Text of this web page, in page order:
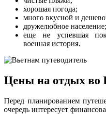
хорошая погода;
много вкусной и
дружелюбное население;
еще не успевшая
военная история.
Цены на отдых во
Перед планированием
очередь интересует